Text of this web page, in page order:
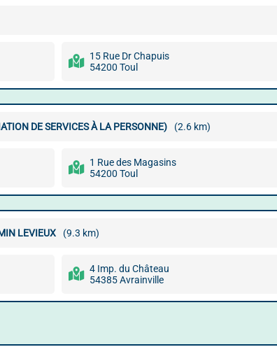
15 Rue Dr Chapuis
54200 Toul
DE SERVICES À LA PERSONNE) (2.6 km)
1 Rue des Magasins
54200 Toul
LEVIEUX (9.3 km)
4 Imp. du Château
54385 Avrainville